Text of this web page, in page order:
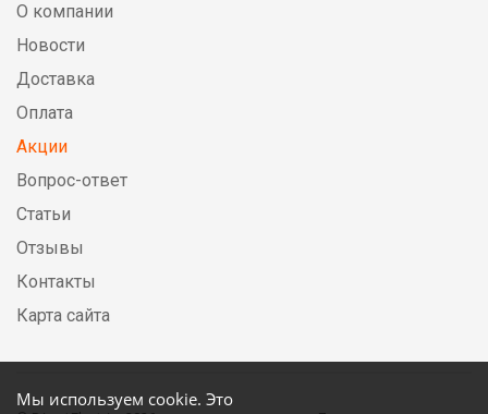
Мы используем cookie. Это
О компании
Новости
Доставка
Оплата
Акции
Вопрос-ответ
Статьи
Отзывы
Контакты
Карта сайта